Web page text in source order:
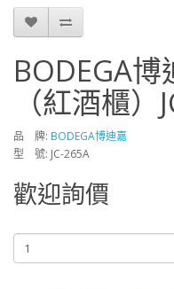
BODEGA
（紅酒櫃）
品 牌: BODEGA博迪嘉
型 號: JC-265A
歡迎詢價